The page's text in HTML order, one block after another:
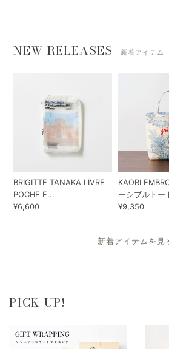
NEW RELEASES 新着アイテム
BRIGITTE TANAKA LIVRE
POCHE E...
¥6,600
KAORI
ーシブルトー
¥9,350
新着アイテムを見
PICK-UP!